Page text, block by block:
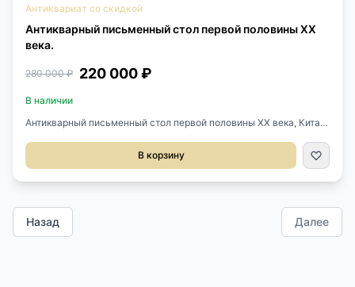
Антиквариат со скидкой
Антикварный письменный стол первой половины ХХ
века.
280 000 ₽ 220 000 ₽
В наличии
Антикварный письменный стол первой половины ХХ века, Китай.
Размеры: 115х88х78h см.
В корзину
Назад Далее